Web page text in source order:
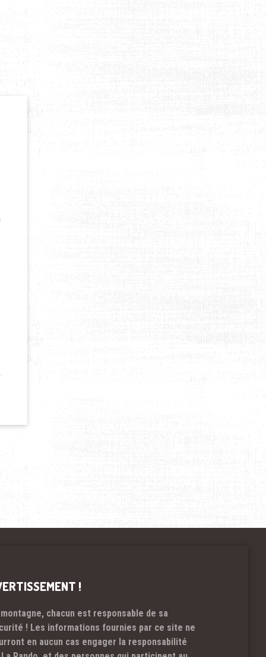
!
montagne, chacun est responsable de sa
! Les informations fournies par ce site ne
en aucun cas engager la responsabilité